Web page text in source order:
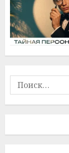
Найти: